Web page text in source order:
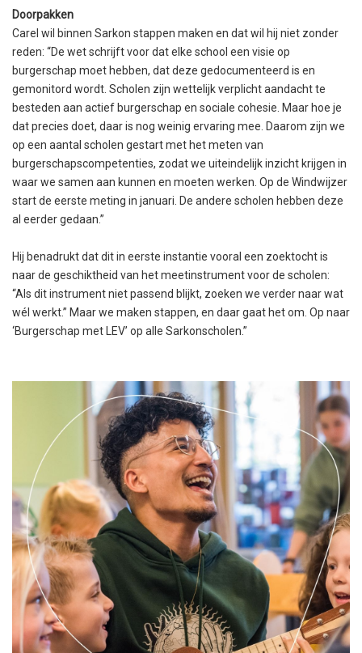
Doorpakken
Carel wil binnen Sarkon stappen maken en dat wil hij niet zonder
reden: “De wet schrijft voor dat elke school een visie op
burgerschap moet hebben, dat deze gedocumenteerd is en
gemonitord wordt. Scholen zijn wettelijk verplicht aandacht te
besteden aan actief burgerschap en sociale cohesie. Maar hoe je
dat precies doet, daar is nog weinig ervaring mee. Daarom zijn we
op een aantal scholen gestart met het meten van
burgerschapscompetenties, zodat we uiteindelijk inzicht krijgen in
waar we samen aan kunnen en moeten werken. Op de Windwijzer
start de eerste meting in januari. De andere scholen hebben deze
al eerder gedaan.”
Hij benadrukt dat dit in eerste instantie vooral een zoektocht is
naar de geschiktheid van het meetinstrument voor de scholen:
“Als dit instrument niet passend blijkt, zoeken we verder naar wat
wél werkt.” Maar we maken stappen, en daar gaat het om. Op naar
‘Burgerschap met LEV’ op alle Sarkonscholen.”